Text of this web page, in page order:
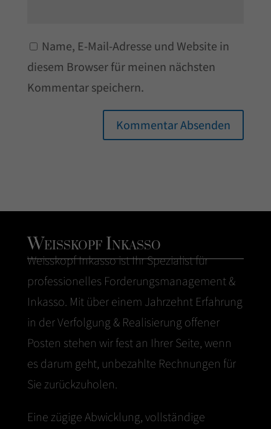
Name, E-Mail-Adresse und Website in
diesem Browser für meinen nächsten
Kommentar speichern.
Weisskopf Inkasso
WeisskopfInkassoist Ihr Spezialist für
professionelles Forderungsmanagement &
Inkasso. Mit über einem Jahrzehnt Erfahrung
in der Verfolgung & Realisierung offener
Posten stehen wir fest an Ihrer Seite, wenn
es darum geht, unbezahlte Rechnungen für
Sie zurückzuholen.
Eine zügige Abwicklung, vollständige